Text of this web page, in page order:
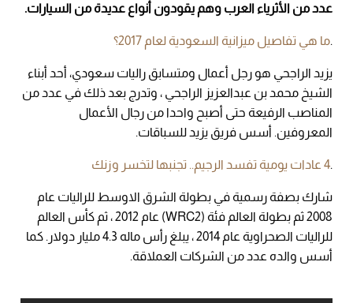
عدد من الأثرياء العرب وهم يقودون أنواع عديدة من السيارات.
.ما هي تفاصيل ميزانية السعودية لعام 2017؟
يزيد الراجحي هو رجل أعمال ومتسابق راليات سعودي، أحد أبناء
الشيخ محمد بن عبدالعزيز الراجحي ، وتدرج بعد ذلك في عدد من
المناصب الرفيعة حتى أصبح واحدا من رجال الأعمال
المعروفين. أسس فريق يزيد للسباقات.
.4 عادات يومية تفسد الرجيم.. تجنبها لتخسر وزنك
شارك بصفة رسمية في بطولة الشرق الاوسط للراليات عام
2008 ثم بطولة العالم فئة (
WRC2
) عام 2012 ، ثم كأس العالم
للراليات الصحراوية عام 2014 ، يبلغ رأس ماله 4.3 مليار دولار. كما
أسس والده عدد من الشركات العملاقة.